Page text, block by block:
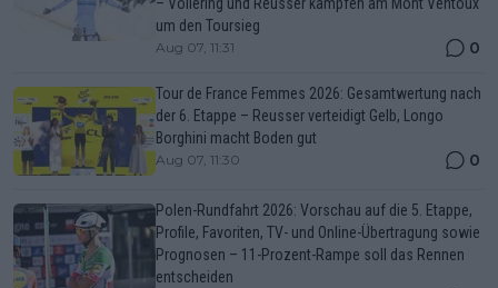
– Vollering und Reusser kämpfen am Mont Ventoux
um den Toursieg
Aug 07, 11:31 0
Tour de France Femmes 2026: Gesamtwertung nach
der 6. Etappe – Reusser verteidigt Gelb, Longo
Borghini macht Boden gut
Aug 07, 11:30 0
Polen-Rundfahrt 2026: Vorschau auf die 5. Etappe,
Profile, Favoriten, TV- und Online-Übertragung sowie
Prognosen – 11-Prozent-Rampe soll das Rennen
entscheiden